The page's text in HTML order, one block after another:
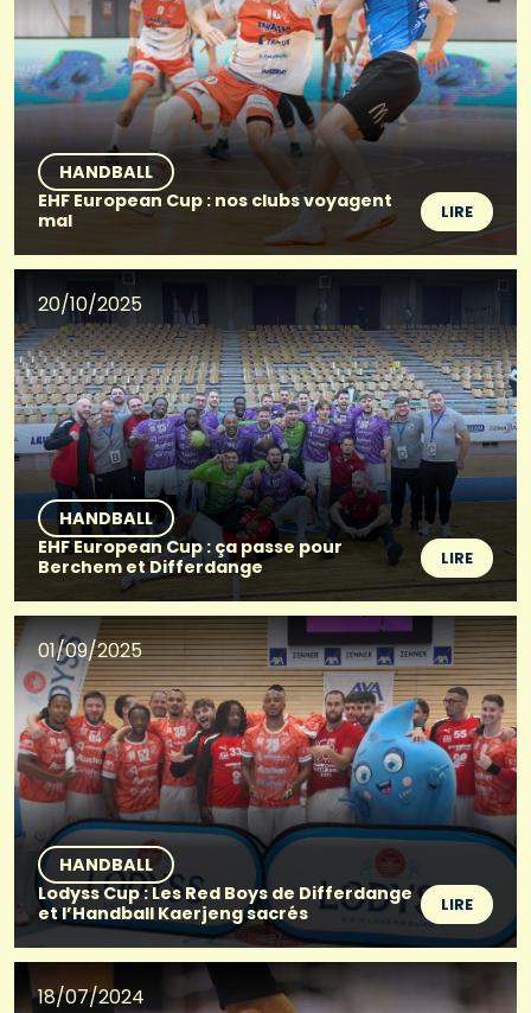
HANDBALL
EHF European Cup : nos clubs voyagent
mal
LIRE
20/10/2025
HANDBALL
EHF European Cup : ça passe pour
Berchem et Differdange
LIRE
01/09/2025
HANDBALL
Lodyss Cup : Les Red Boys de Differdange
et l’Handball Kaerjeng sacrés
LIRE
18/07/2024